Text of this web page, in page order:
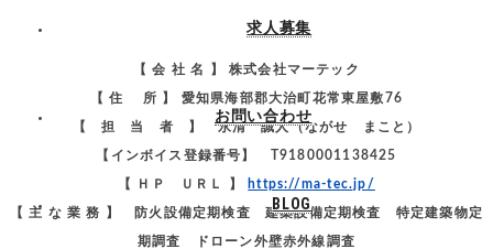
求人募集
お問い合わせ
BLOG
【 会 社 名 】 株式会社マーテック
【 住 所 】 愛知県海部郡大治町花常東屋敷76
【 担 当 者 】 永清 誠人（ながせ まこと）
【インボイス登録番号】 T9180001138425
【 ＨＰ ＵＲＬ 】 https://ma-tec.jp/
【 主 な 業 務 】 防火設備定期検査 建築設備定期検査 特定建築物定
期調査 ドローン外壁赤外線調査